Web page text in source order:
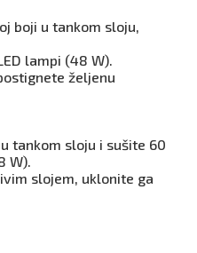
boji u tankom sloju,
lampi (48 W).
željenu
tankom sloju i sušite 60
W).
slojem, uklonite ga